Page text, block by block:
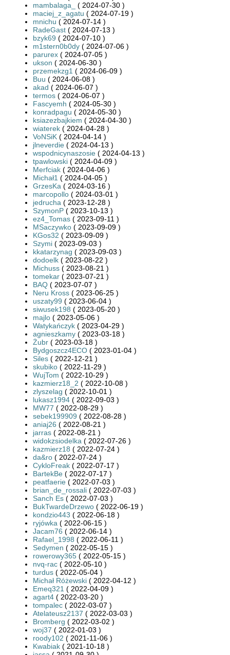
mambalaga_
( 2024-07-30 )
maciej_z_agatu ( 2024-07-19 )
mnichu ( 2024-07-14 )
RadeGast ( 2024-07-13 )
bzyk69 ( 2024-07-10 )
m1stern0b0dy ( 2024-07-06 )
parurex ( 2024-07-05 )
ukson ( 2024-06-30 )
przemekzg1 ( 2024-06-09 )
Buu ( 2024-06-08 )
akad ( 2024-06-07 )
termos ( 2024-06-07 )
Fascyemh ( 2024-05-30 )
konradpagu ( 2024-05-30 )
ksiazezbajkiem ( 2024-04-30 )
wiaterek ( 2024-04-28 )
VoNSiK ( 2024-04-14 )
jlneverdie ( 2024-04-13 )
wspodnicynaszosie ( 2024-04-13 )
tpawlowski ( 2024-04-09 )
Merfciak ( 2024-04-06 )
Michał1 ( 2024-04-05 )
GrzesKa ( 2024-03-16 )
marcopollo ( 2024-03-01 )
jedrucha ( 2023-12-28 )
SzymonP ( 2023-10-13 )
ez4_Tomas ( 2023-09-11 )
MSaczywko ( 2023-09-09 )
KGos32 ( 2023-09-09 )
Szymi ( 2023-09-03 )
kkatarzynag ( 2023-09-03 )
dodoelk ( 2023-08-22 )
Michuss ( 2023-08-21 )
tomekar ( 2023-07-21 )
BAQ ( 2023-07-07 )
Neru Kross ( 2023-06-25 )
uszaty99 ( 2023-06-04 )
siwusek198 ( 2023-05-20 )
majlo ( 2023-05-06 )
Watykańczyk ( 2023-04-29 )
agnieszkamy ( 2023-03-18 )
Żubr ( 2023-03-18 )
Bydgoszcz4ECO ( 2023-01-04 )
Siles ( 2022-12-21 )
skubiko ( 2022-11-29 )
WujTom ( 2022-10-29 )
kazmierz18_2 ( 2022-10-08 )
zlyszelag ( 2022-10-01 )
lukasz1994 ( 2022-09-03 )
MW77 ( 2022-08-29 )
sebek199909 ( 2022-08-28 )
aniaj26 ( 2022-08-21 )
jarras ( 2022-08-21 )
widokzsiodelka ( 2022-07-26 )
kazmierz18 ( 2022-07-24 )
da&ro ( 2022-07-24 )
CykloFreak ( 2022-07-17 )
BartekBe ( 2022-07-17 )
peatfaerie ( 2022-07-03 )
brian_de_rossali ( 2022-07-03 )
Sanch Es ( 2022-07-03 )
BukTwardeDrzewo ( 2022-06-19 )
kondzio443 ( 2022-06-18 )
ryjówka ( 2022-06-15 )
Jacam76 ( 2022-06-14 )
Rafael_1998 ( 2022-06-11 )
Sedymen ( 2022-05-15 )
rowerowy365 ( 2022-05-15 )
nvq-rac ( 2022-05-10 )
turdus ( 2022-05-04 )
Michał Różewski ( 2022-04-12 )
Emeq321 ( 2022-04-09 )
agart4 ( 2022-03-20 )
tompalec ( 2022-03-07 )
Atelateusz2137 ( 2022-03-03 )
Bromberg ( 2022-03-02 )
woj37 ( 2022-01-03 )
roody102 ( 2021-11-06 )
Kwabiak ( 2021-10-18 )